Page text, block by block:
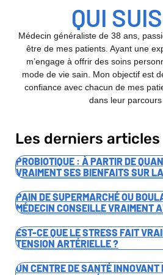
QUI
Médecin généraliste de 38 ans,
être de mes patients. Ayant une
m’engage à offrir des soins
mode de vie sain. Mon objectif est
confiance avec chacun de mes
dans leur
Les derniers articles
PROBIOTIQUE : À PARTIR DE
VRAIMENT SES BIENFAITS SUR
PAIN DE SUPERMARCHÉ OU
MÉDECIN CONSEILLE VRAIMENT
EST-CE QUE LE STRESS FAIT
TENSION ARTÉRIELLE ?
UN CENTRE DE SANTÉ